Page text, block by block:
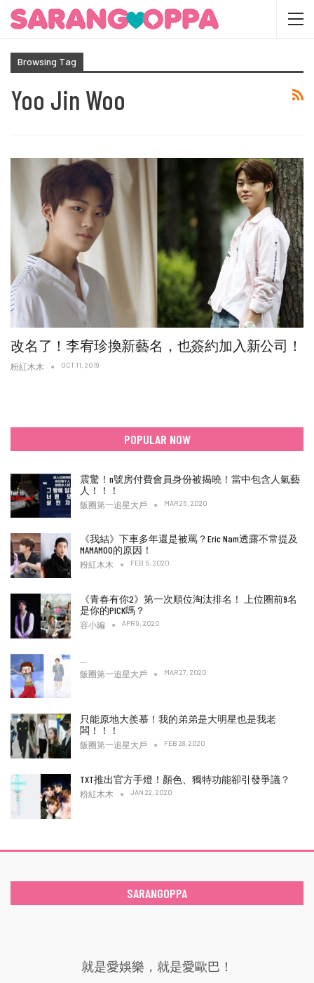
Browsing Tag
Yoo Jin Woo
改名了！李宥珍換新藝名，也簽約加入新公司！
粉紅木木 OCT 11, 2019
POPULAR NOW
震驚！n號房付費會員身份被揭曉！當中包含人氣藝
人！！！
飯圈第一追星大戶 MAR 25, 2020
《我結》下車多年還是被罵？Eric Nam透露不常提及
MAMAMOO的原因！
粉紅木木 FEB 5, 2020
《青春有你2》第一次順位淘汰排名！ 上位圈前9名
是你的PICK嗎？
容小編 APR 9, 2020
飯圈第一追星大戶 MAR 27, 2020
只能原地大羨慕！我的弟弟是大明星也是我老
闆！！！
飯圈第一追星大戶 FEB 28, 2020
TXT推出官方手燈！顏色、獨特功能卻引發爭議？
粉紅木木 JAN 22, 2020
SARANGOPPA
就是愛娛樂，就是愛歐巴！